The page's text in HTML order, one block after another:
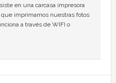
en una carcasa impresora
imprimamos nuestras fotos
a través de WIFI o